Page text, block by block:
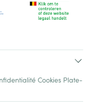
Cookies Plate-